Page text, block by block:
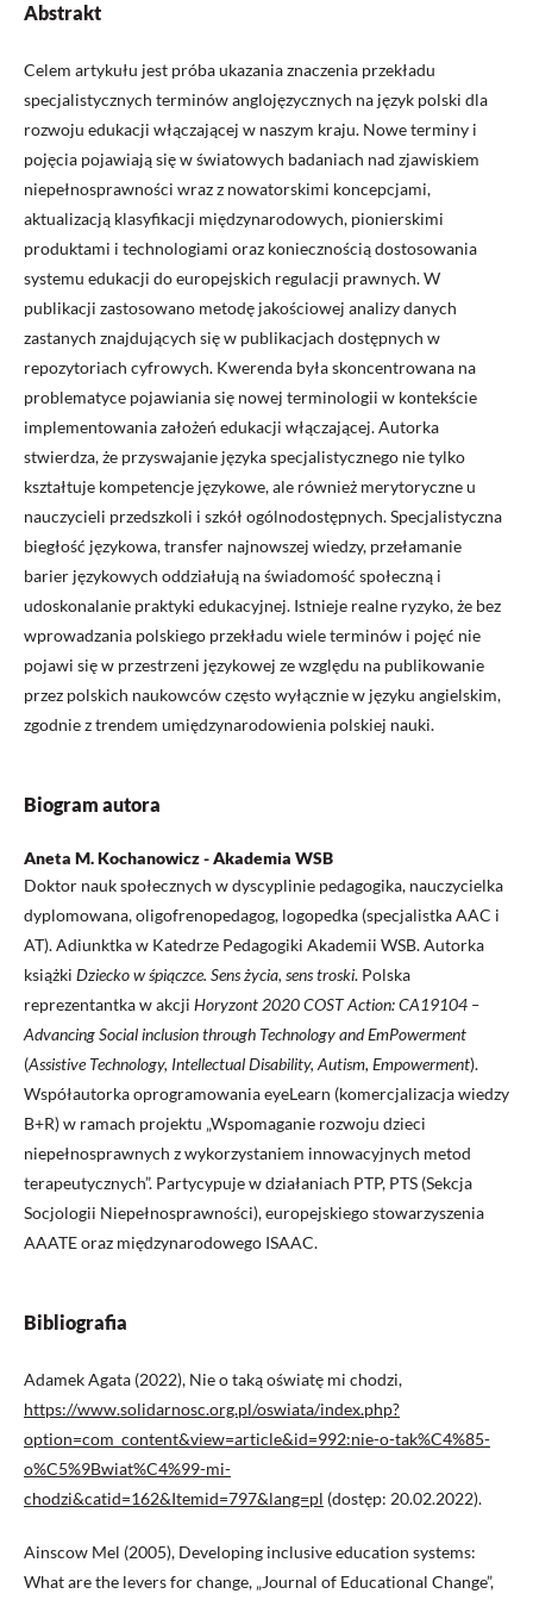
Abstrakt
Celem artykułu jest próba ukazania znaczenia przekładu
specjalistycznych terminów anglojęzycznych na język polski dla
rozwoju edukacji włączającej w naszym kraju. Nowe terminy i
pojęcia pojawiają się w światowych badaniach nad zjawiskiem
niepełnosprawności wraz z nowatorskimi koncepcjami,
aktualizacją klasyfikacji międzynarodowych, pionierskimi
produktami i technologiami oraz koniecznością dostosowania
systemu edukacji do europejskich regulacji prawnych. W
publikacji zastosowano metodę jakościowej analizy danych
zastanych znajdujących się w publikacjach dostępnych w
repozytoriach cyfrowych. Kwerenda była skoncentrowana na
problematyce pojawiania się nowej terminologii w kontekście
implementowania założeń edukacji włączającej. Autorka
stwierdza, że przyswajanie języka specjalistycznego nie tylko
kształtuje kompetencje językowe, ale również merytoryczne u
nauczycieli przedszkoli i szkół ogólnodostępnych. Specjalistyczna
biegłość językowa, transfer najnowszej wiedzy, przełamanie
barier językowych oddziałują na świadomość społeczną i
udoskonalanie praktyki edukacyjnej. Istnieje realne ryzyko, że bez
wprowadzania polskiego przekładu wiele terminów i pojęć nie
pojawi się w przestrzeni językowej ze względu na publikowanie
przez polskich naukowców często wyłącznie w języku angielskim,
zgodnie z trendem umiędzynarodowienia polskiej nauki.
Biogram autora
Aneta M. Kochanowicz - Akademia WSB
Doktor nauk społecznych w dyscyplinie pedagogika, nauczycielka
dyplomowana, oligofrenopedagog, logopedka (specjalistka AAC i
AT). Adiunktka w Katedrze Pedagogiki Akademii WSB. Autorka
książki Dziecko w śpiączce. Sens życia, sens troski. Polska
reprezentantka w akcji Horyzont 2020 COST Action: CA19104 –
Advancing Social inclusion through Technology and EmPowerment
(Assistive Technology, Intellectual Disability, Autism, Empowerment).
Współautorka oprogramowania eyeLearn (komercjalizacja wiedzy
B+R) w ramach projektu „Wspomaganie rozwoju dzieci
niepełnosprawnych z wykorzystaniem innowacyjnych metod
terapeutycznych”. Partycypuje w działaniach PTP, PTS (Sekcja
Socjologii Niepełnosprawności), europejskiego stowarzyszenia
AAATE oraz międzynarodowego ISAAC.
Bibliografia
Adamek Agata (2022), Nie o taką oświatę mi chodzi,
https://www.solidarnosc.org.pl/oswiata/index.php?
option=com_content&view=article&id=992:nie-o-tak%C4%85-
o%C5%9Bwiat%C4%99-mi-
chodzi&catid=162&Itemid=797&lang=pl (dostęp: 20.02.2022).
Ainscow Mel (2005), Developing inclusive education systems:
What are the levers for change, „Journal of Educational Change”,